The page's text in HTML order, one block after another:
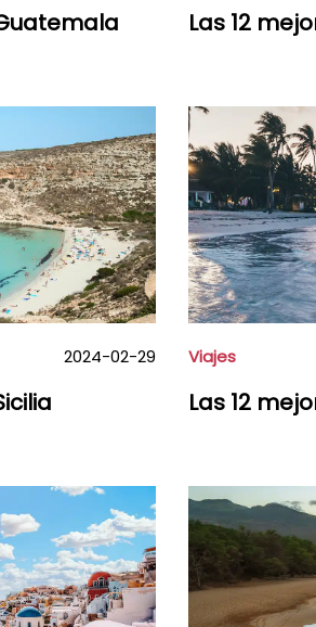
Las 12
2024-02-29 Viajes
Las 12